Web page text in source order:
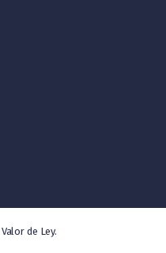
Valor de Ley.